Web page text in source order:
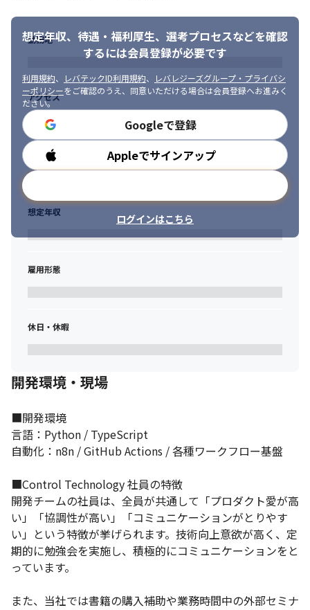
想定年収、待遇・福利厚生、 選考プロセスなどを確認
するには会員登録が必要です
利用規約、 レバテックID利用規約、
レバレジーズグループ・プライバシ
ーポリシーをご確認のうえ、同意いただける場合は会員登録へお進みく
ださい。
Googleで登録
Appleでサインアップ
ログインはこちら
勤務地
アクセス
勤務時間
想定年収
雇用形態
休日・休暇
開発環境・現場
■開発環境
言語：Python / TypeScript
自動化：n8n / GitHub Actions / 各種ワークフロー基盤
■Control Technology 社員の特徴
開発チームの社員は、全員が共通して「プロダクト愛が高
い」「協調性が高い」「コミュニケーションがとりやす
い」という特徴が挙げられます。技術向上意欲が高く、定
期的に勉強会を実施し、積極的にコミュニケーションをと
っています。
また、当社では書籍の購入補助や業務時間中の外部セミナ